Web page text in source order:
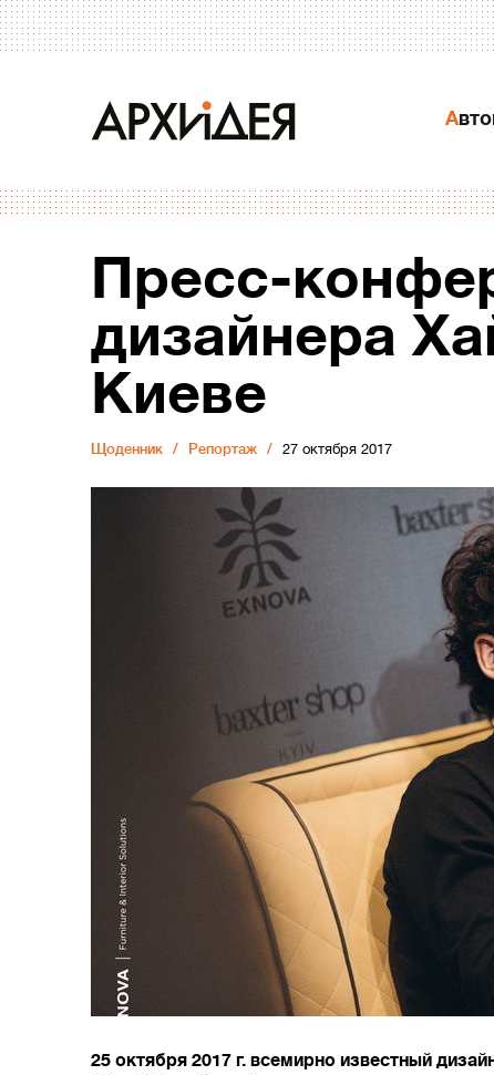
Пресс-
дизайнера
Киеве
Щоденник Репортаж 27 октября 2017
25 октября 2017 г. всемирно известный